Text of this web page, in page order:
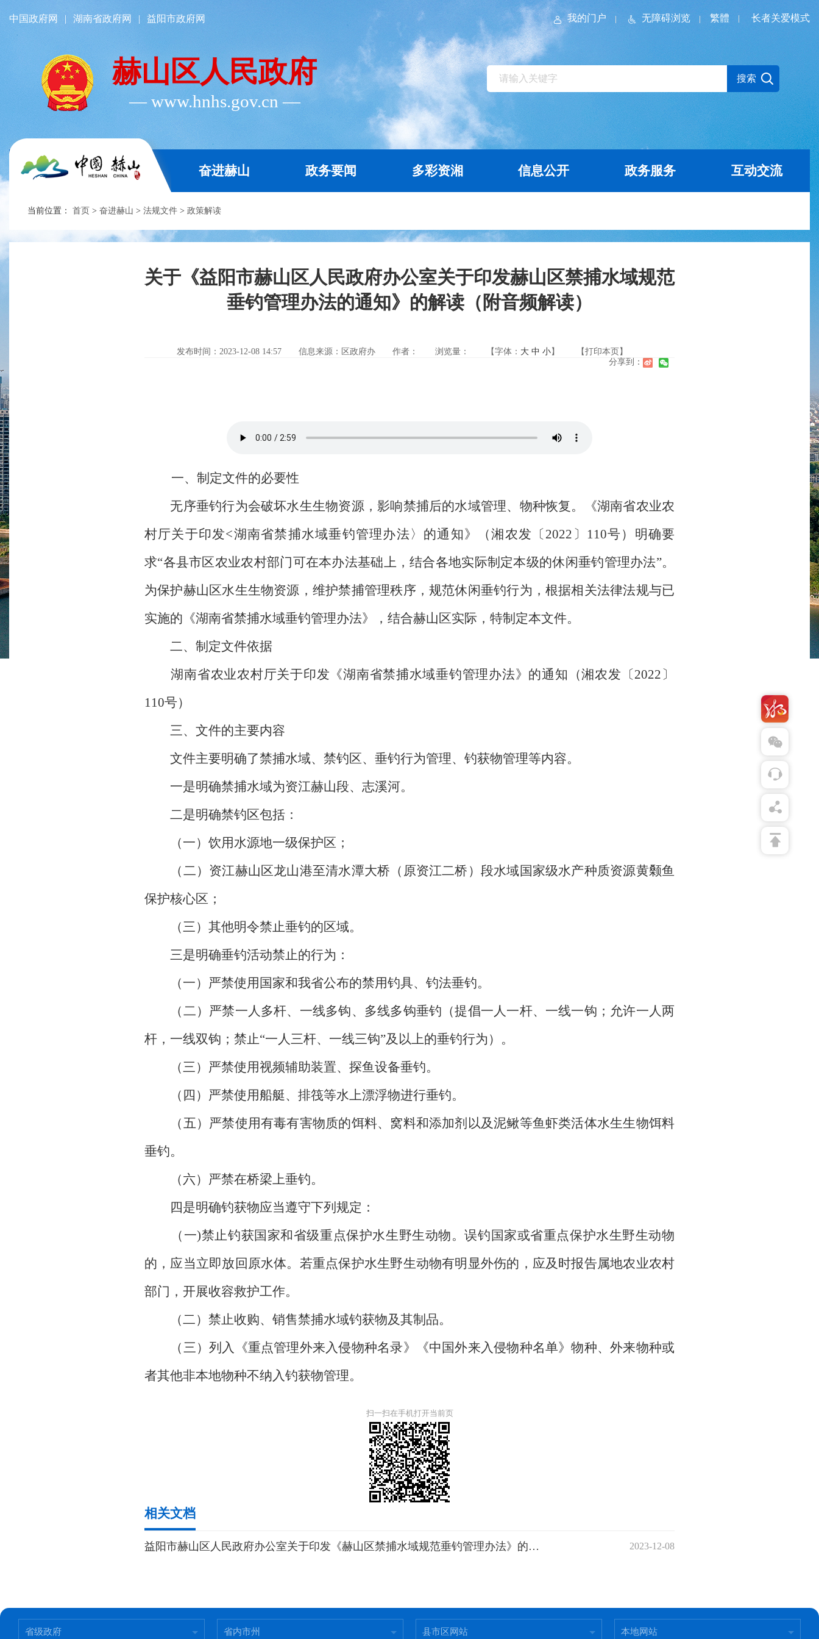
中国政府网 | 湖南省政府网 | 益阳市政府网 长者关爱模式
我的门户 无障碍浏览 繁體
赫山区人民政府
― www.hnhs.gov.cn ―
奋进赫山 政务要闻 多彩资湘 信息公开 政务服务 互动交流
当前位置： 首页 > 奋进赫山 > 法规文件 > 政策解读
关于《益阳市赫山区人民政府办公室关于印发赫山区禁捕水域规范
垂钓管理办法的通知》的解读（附音频解读）
发布时间：2023-12-08 14:57 信息来源：区政府办 作者： 浏览量： 【字体： 大 中 小】
【打印本页】
分享到：
一、制定文件的必要性
无序垂钓行为会破坏水生生物资源，影响禁捕后的水域管理、物种恢复。《湖南省农业农
村厅关于印发<湖南省禁捕水域垂钓管理办法〉的通知》（湘农发〔2022〕110号）明确要
求“各县市区农业农村部门可在本办法基础上，结合各地实际制定本级的休闲垂钓管理办法”。
为保护赫山区水生生物资源，维护禁捕管理秩序，规范休闲垂钓行为，根据相关法律法规与已
实施的《湖南省禁捕水域垂钓管理办法》，结合赫山区实际，特制定本文件。
二、制定文件依据
湖南省农业农村厅关于印发《湖南省禁捕水域垂钓管理办法》的通知（湘农发〔2022〕
110号）
三、文件的主要内容
文件主要明确了禁捕水域、禁钓区、垂钓行为管理、钓获物管理等内容。
一是明确禁捕水域为资江赫山段、志溪河。
二是明确禁钓区包括：
（一）饮用水源地一级保护区；
（二）资江赫山区龙山港至清水潭大桥（原资江二桥）段水域国家级水产种质资源黄颡鱼
保护核心区；
（三）其他明令禁止垂钓的区域。
三是明确垂钓活动禁止的行为：
（一）严禁使用国家和我省公布的禁用钓具、钓法垂钓。
（二）严禁一人多杆、一线多钩、多线多钩垂钓（提倡一人一杆、一线一钩；允许一人两
杆，一线双钩；禁止“一人三杆、一线三钩”及以上的垂钓行为）。
（三）严禁使用视频辅助装置、探鱼设备垂钓。
（四）严禁使用船艇、排筏等水上漂浮物进行垂钓。
（五）严禁使用有毒有害物质的饵料、窝料和添加剂以及泥鳅等鱼虾类活体水生生物饵料
垂钓。
（六）严禁在桥梁上垂钓。
四是明确钓获物应当遵守下列规定：
（一)禁止钓获国家和省级重点保护水生野生动物。误钓国家或省重点保护水生野生动物
的，应当立即放回原水体。若重点保护水生野生动物有明显外伤的，应及时报告属地农业农村
部门，开展收容救护工作。
（二）禁止收购、销售禁捕水域钓获物及其制品。
（三）列入《重点管理外来入侵物种名录》《中国外来入侵物种名单》物种、外来物种或
者其他非本地物种不纳入钓获物管理。
扫一扫在手机打开当前页
相关文档
益阳市赫山区人民政府办公室关于印发《赫山区禁捕水域规范垂钓管理办法》的通知 2023-12-08
省级政府 省内市州 县市区网站 本地网站